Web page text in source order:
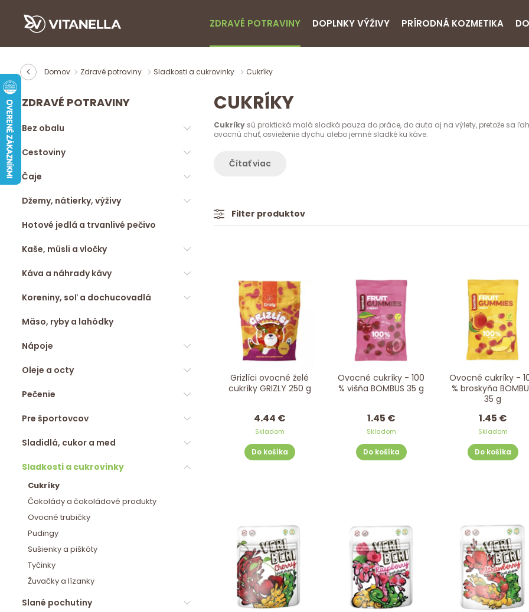
ZDRAVÉ POTRAVINY DOPLNKY VÝŽIVY PRÍRODNÁ KOZMETIKA
Domov Zdravé potraviny Sladkosti a cukrovinky Cukríky
ZDRAVÉ POTRAVINY
Bez obalu
Cestoviny
Čaje
Džemy, nátierky, výživy
Hotové jedlá a trvanlivé pečivo
Kaše, müsli a vločky
Káva a náhrady kávy
Koreniny, soľ a dochucovadlá
Mäso, ryby a lahôdky
Nápoje
Oleje a octy
Pečenie
Pre športovcov
Sladidlá, cukor a med
Sladkosti a cukrovinky
Cukríky
Čokolády a čokoládové produkty
Ovocné trubičky
Pudingy
Sušienky a piškóty
Tyčinky
Žuvačky a lízanky
Slané pochutiny
CUKRÍKY
Cukríky sú praktická malá sladká pauza do práce, do auta aj na výlety, pretože sa
ovocnú chuť, osvieženie dychu alebo jemné sladké ku káve.
Čítať viac
Filter produktov
Grizlíci ovocné želé
cukríky GRIZLY 250 g
4.44 €
Skladom
Do košíka
Ovocné cukríky - 100
% višňa BOMBUS 35 g
1.45 €
Skladom
Do košíka
Ovocné cukríky -
% broskyňa
35 g
1.45 €
Skladom
Do košíka